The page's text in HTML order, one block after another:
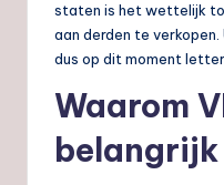
staten is het wettelijk
aan derden te
dus op dit moment
Waarom
belangrijk